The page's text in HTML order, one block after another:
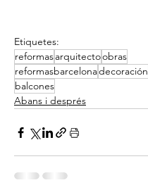
Etiquetes:
reformasarquitectoobras
reformasbarcelonadecoración
balcones
Abans i després